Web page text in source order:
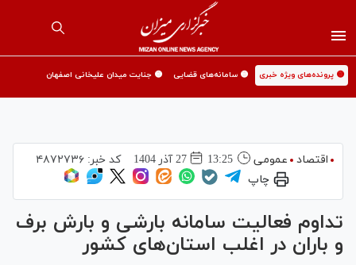
🟡 پرونده‌های ویژه خبری 🟡 سامانه‌های قضایی 🟡 جنایت میدان علیخانی اصفهان
اقتصاد عمومی 13:25 27 آذر 1404 کد خبر:۴۸۷۲۷۳۶
چاپ
تداوم فعالیت سامانه بارشی و بارش برف
و باران در اغلب استان‌های کشور